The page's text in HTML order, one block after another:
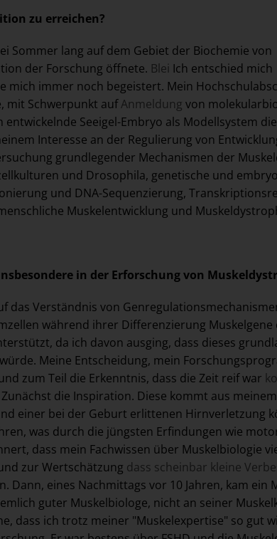
zu erreichen?
lang auf dem Gebiet der Biochemie von
der Forschung öffnete. Blei Ich entschied mich
immer noch begeistert. Mein
mit Schwerpunkt aufAnmeldung von
Seeigel-Embryo als Modellsystem
Interesse an der Regulierung von
grundlegender Mechanismen der
und Drosophila, genetische und
und DNA-Sequenzierung,
Muskelentwicklung und
in der Erforschung von
das Verständnis von
während ihrer Differenzierung
da ich davon ausging, dass dieses
Meine Entscheidung, mein
zum Teil die Erkenntnis, dass die Zeit reif war
die Inspiration. Diese kommt aus
einer bei der Geburt erlittenen Hirnverletzung
was durch die jüngsten Erfindungen wie
dass mein Fachwissen über Muskelbiologie
zur Wertschätzung dass scheinbar kleine
eines Nachmittags vor 10 Jahren, kam ein
guter Muskelbiologe, nicht an seiner
dass ich trotz meiner "Muskelexpertise" so gut